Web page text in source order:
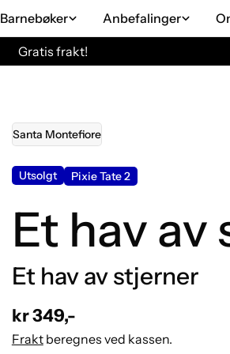
Barnebøker Anbefalinger
Gratis frakt!
Santa Montefiore
Utsolgt Pixie Tate 2
Et hav
Et hav av stjerner
Vanlig
pris
kr 349,-
Fraktberegnes ved kassen.